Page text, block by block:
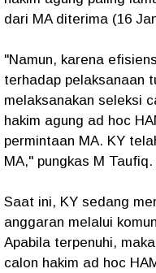
dari MA diterima (16
"Namun, karena
terhadap pelaksanaan
melaksanakan seleksi
hakim agung ad hoc
permintaan MA. KY
MA," pungkas M Taufiq.
Saat ini, KY sedang
anggaran melalui
Apabila terpenuhi,
calon hakim ad hoc